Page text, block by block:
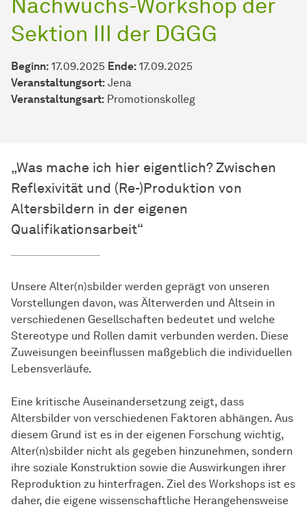
Sektion III der DGGG
Beginn: 17.09.2025 Ende: 17.09.2025
Veranstaltungsort: Jena
Veran­stal­tungs­art: Promotionskolleg
„Was mache ich hier eigentlich? Zwischen
Reflexivität und (Re-)Produktion von
Altersbildern in der eigenen
Qualifikationsarbeit“
Unsere Alter(n)sbilder werden geprägt von unseren
Vorstellungen davon, was Älterwerden und Altsein in
verschiedenen Gesellschaften bedeutet und welche
Stereotype und Rollen damit verbunden werden. Diese
Zuweisungen beeinflussen maßgeblich die individuellen
Lebensverläufe.
Eine kritische Auseinandersetzung zeigt, dass
Altersbilder von verschiedenen Faktoren abhängen. Aus
diesem Grund ist es in der eigenen Forschung wichtig,
Alter(n)sbilder nicht als gegeben hinzunehmen, sondern
ihre soziale Konstruktion sowie die Auswirkungen ihrer
Reproduktion zu hinterfragen. Ziel des Workshops ist es
daher, die eigene wissenschaftliche Herangehensweise